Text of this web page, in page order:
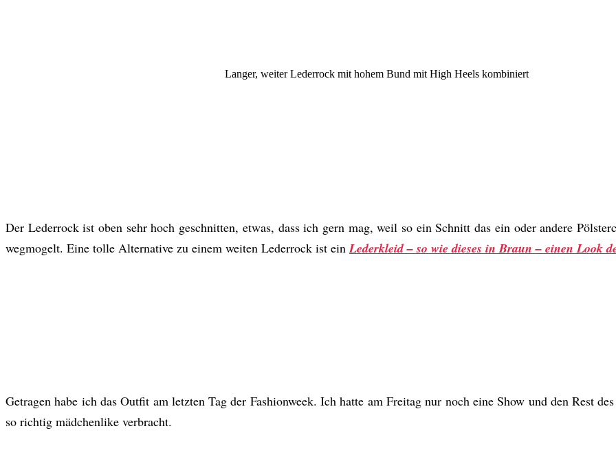
Langer, weiter Lederrock mit hohem Bund mit High Heels kombiniert
Der Lederrock ist oben sehr hoch geschnitten, etwas, dass ich gern mag, weil so ein Schnitt das ein oder andere
wegmogelt. Eine tolle Alternative zu einem weiten Lederrock ist einLederkleid – so wie dieses in Braun – einen Look
Getragen habe ich das Outfit am letzten Tag der Fashionweek. Ich hatte am Freitag nur noch eine Show und den Rest
so richtig mädchenlike verbracht.